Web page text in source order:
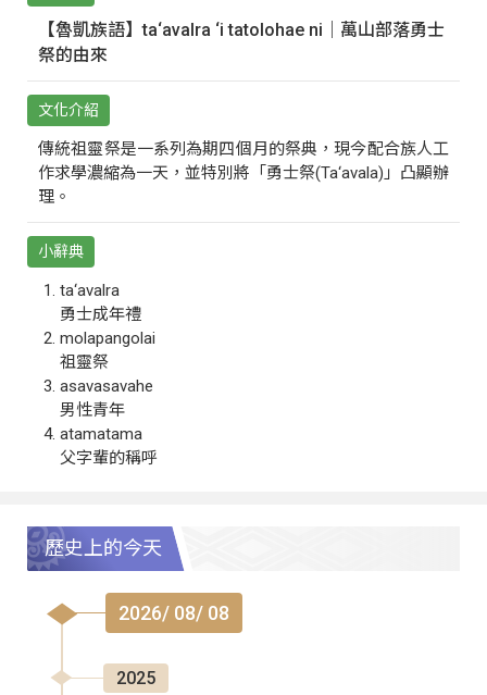
【魯凱族語】ta‘avalra ‘i tatolohae ni｜萬山部落勇士
祭的由來
文化介紹
傳統祖靈祭是一系列為期四個月的祭典，現今配合族人工
作求學濃縮為一天，並特別將「勇士祭(Ta‘avala)」凸顯辦
理。
小辭典
ta‘avalra
勇士成年禮
molapangolai
祖靈祭
asavasavahe
男性青年
atamatama
父字輩的稱呼
歷史上的今天
2026/ 08/ 08
2025